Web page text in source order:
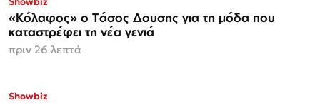
«Κόλαφος» o Tάσος Δουσης για τη μόδα που
καταστρέφει τη νέα γενιά
πριν 26 λεπτά
Showbiz